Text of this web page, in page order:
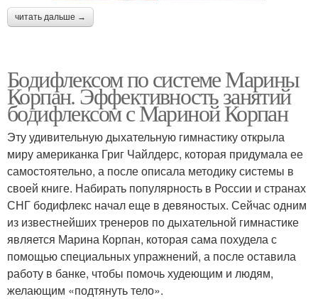
читать дальше →
Бодифлексом по системе Марины
Корпан. Эффективность занятий
бодифлексом с Мариной Корпан
Эту удивительную дыхательную гимнастику открыла
миру американка Григ Чайлдерс, которая придумала ее
самостоятельно, а после описала методику системы в
своей книге. Набирать популярность в России и странах
СНГ бодифлекс начал еще в девяностых. Сейчас одним
из известнейших тренеров по дыхательной гимнастике
является Марина Корпан, которая сама похудела с
помощью специальных упражнений, а после оставила
работу в банке, чтобы помочь худеющим и людям,
желающим «подтянуть тело».